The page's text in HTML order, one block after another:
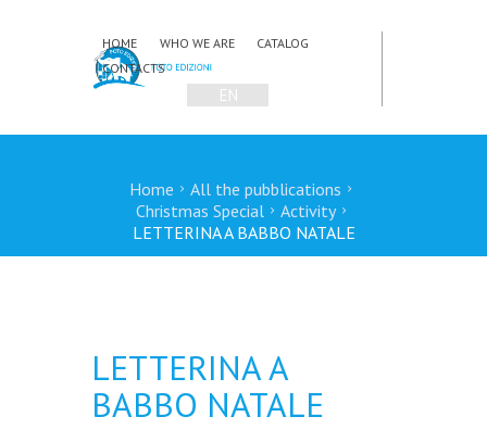
HOME WHO WE ARE
CATALOG
CONTACTS
EN
Home
All the pubblications
Christmas Special
Activity
LETTERINA A BABBO NATALE
LETTERINA A
BABBO NATALE